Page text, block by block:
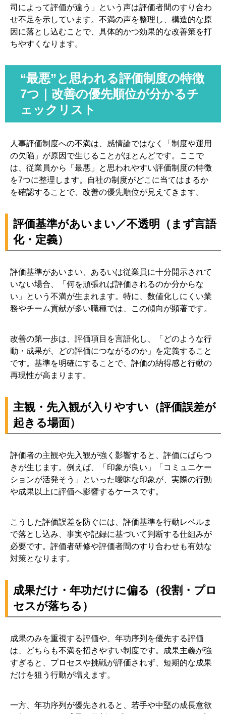
司によって評価が違う」という声は評価者間のすり合わ
せ不足を示しています。不満の声を整理し、構造的な原
因に落とし込むことで、具体的かつ効果的な改善策を打
ちやすくなります。
“最悪”と思われる評価制度の特徴
7つ｜改善の優先順位が分かるチ
ェックリスト
人事評価制度への不満は、感情論ではなく「制度や運用
の欠陥」が原因で生じることがほとんどです。ここで
は、従業員から「最悪」と思われやすい評価制度の特徴
を7つに整理します。自社の制度がどこに当てはまるか
を確認することで、改善の優先順位が見えてきます。
評価基準があいまい／不透明（まず言語
化・定義）
評価基準があいまい、あるいは従業員に十分開示されて
いない場合、「何を頑張れば評価されるのか分からな
い」という不満が生まれます。特に、数値化しにくい業
務やチーム貢献が多い職種では、この傾向が顕著です。
改善の第一歩は、評価項目を言語化し、「どのような行
動・成果が、どの評価につながるのか」を定義すること
です。基準を明確にすることで、評価の納得感と行動の
再現性が高まります。
主観・先入観が入りやすい（評価誤差が
起きる場面）
評価者の主観や先入観が強く影響すると、評価にばらつ
きが生じます。例えば、「印象が良い」「コミュニケー
ションが活発そう」といった曖昧な印象が、実際の行動
や成果以上に評価へ影響するケースです。
こうした評価誤差を防ぐには、評価基準を行動レベルま
で落とし込み、事実や記録に基づいて判断する仕組みが
必要です。評価者研修や評価者間のすり合わせも有効な
対策となります。
成果だけ・年功だけに偏る（役割・プロ
セスが落ちる）
成果のみを重視する評価や、年功序列を優先する評価
は、どちらも不満を招きやすい制度です。成果主義が強
すぎると、プロセスや挑戦が評価されず、短期的な成果
だけを狙う行動が増えます。
一方、年功序列が優先されると、若手や中堅の成長意欲